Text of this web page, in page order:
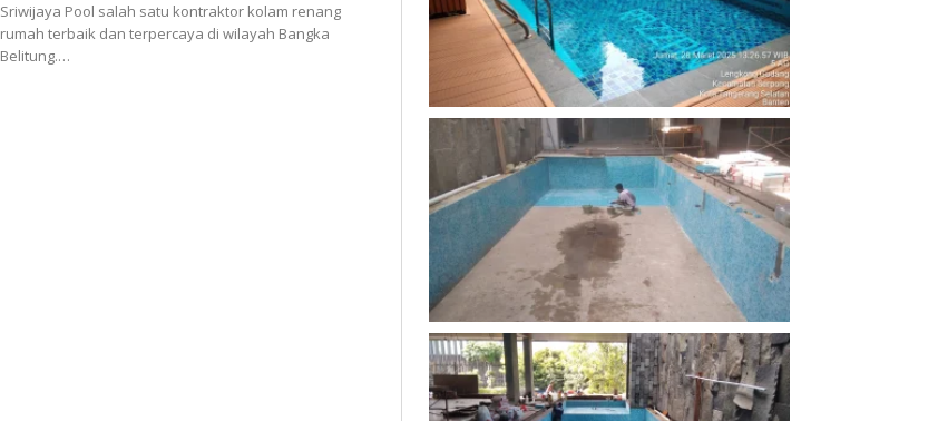
Sriwijaya Pool salah satu kontraktor kolam renang
rumah terbaik dan terpercaya di wilayah Bangka
Belitung.…